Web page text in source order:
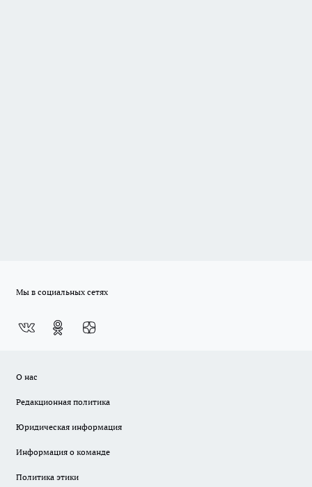
Мы в социальных сетях
О нас
Редакционная политика
Юридическая информация
Информация о команде
Политика этики